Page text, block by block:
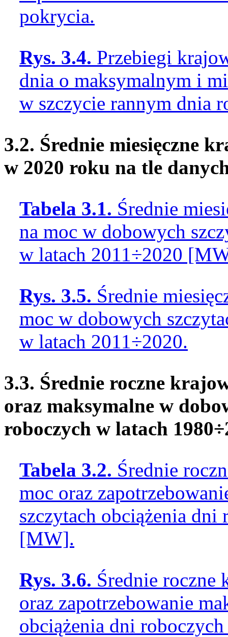
pokrycia.
Rys. 3.4. Przebiegi
dnia o maksymalnym i
w szczycie rannym dnia
3.2. Średnie miesięczne
w 2020 roku na tle
Tabela 3.1. Średnie
na moc w dobowych
w latach 2011÷2020
Rys. 3.5. Średnie
moc w dobowych
w latach 2011÷2020.
3.3. Średnie roczne
oraz maksymalne w
roboczych w latach
Tabela 3.2. Średnie
moc oraz
szczytach obciążenia
[MW].
Rys. 3.6. Średnie roczne
oraz zapotrzebowanie
obciążenia dni